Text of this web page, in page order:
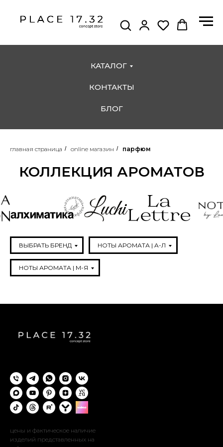
КАТАЛОГ
КОНТАКТЫ
БЛОГ
главная страница / online магазин / парфюм
КОЛЛЕКЦИЯ АРОМАТОВ
ВЫБРАТЬ БРЕНД НОТЫ АРОМАТА | A-Л
НОТЫ АРОМАТА | М-Я
цены и фактическое наличие
изделий представленных на